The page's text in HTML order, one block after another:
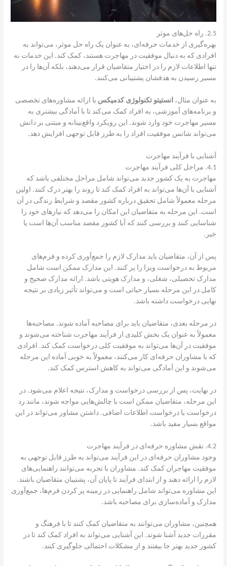
2.5. راه حل‌های موثر
بهره‌گیری از خدمات حرفه‌ای، به عنوان یک راه حل موثر، می‌تواند به
افرادی که به دنبال موفقیت در مهاجرت هستند، کمک کند. این خدمات نه
تنها اطلاعات لازم را در اختیار متقاضیان قرار می‌دهند، بلکه آن‌ها را در
مسیر رسیدن به هدفشان پشتیبانی می‌کنند.
به عنوان مثال، انستیتو تکنولوژی کدمیکس با ارائه مشاوره‌های تخصصی
و برنامه‌های آموزشی، به افراد کمک می‌کند تا با آمادگی بیشتری به
مسیر مهاجرت خود وارد شوند. این رویکرد واقع‌بینانه و مبتنی بر دانش
می‌تواند شانس موفقیت افراد را به طرز قابل توجهی افزایش دهد.
آشنایی با فرآیند مهاجرت
4.1. مراحل کلی فرآیند مهاجرت
مهاجرت به یک کشور جدید می‌تواند شامل مراحل مختلفی باشد که
آشنایی با آن‌ها می‌تواند به افراد کمک کند تا روند را بهتر درک کنند. اولین
مرحله معمولاً شامل تحقیق درباره کشور مقصد و شرایط زندگی در آن
است. این مرحله به متقاضیان این امکان را می‌دهد که نیازهای خود را
شناسایی کنند و بررسی کنند که آیا کشور مقصد مناسب آن‌ها است یا
خیر.
پس از آن، متقاضیان باید مدارک لازم را جمع‌آوری کرده و فرم‌های
مربوط به درخواست ویزا را پر کنند. این مدارک ممکن است شامل
مدارک تحصیلی، شغلی، و مدارک هویتی باشد. ارائه مدارک صحیح و
کامل در این مرحله بسیار حیاتی است و می‌تواند تأثیر زیادی بر نتیجه
نهایی درخواست داشته باشد.
در مرحله بعدی، متقاضیان باید برای مصاحبه آماده شوند. مصاحبه‌ها
معمولاً به عنوان یک بخش کلیدی از فرآیند مهاجرت شناخته می‌شوند و
موفقیت در آن‌ها می‌تواند به موفقیت کلی درخواست کمک کند. افرادی
که با مشاوران حرفه‌ای کار می‌کنند، معمولاً به خوبی آماده این مرحله
می‌شوند و این آمادگی می‌تواند به کاهش استرس کمک کند.
در نهایت، پس از بررسی درخواست و مدارک، نتیجه اعلام می‌شود. در
این مرحله، متقاضیان ممکن است با چالش‌هایی مواجه شوند، مانند رد
درخواست یا درخواست اطلاعات اضافی. داشتن مشاور می‌تواند در این
مواقع بسیار مفید باشد.
4.2. نقش مشاوره حرفه‌ای در فرآیند مهاجرت
وجود مشاوران حرفه‌ای در این فرآیند می‌تواند به طرز قابل توجهی به
موفقیت مهاجران کمک کند. مشاوران با تجربه می‌توانند راهنمایی‌های
لازم را ارائه دهند و از ابتدای فرآیند تا پایان آن، پشتیبان متقاضیان باشند.
این مشاوره می‌تواند شامل راهنمایی در زمینه پر کردن فرم‌ها، جمع‌آوری
مدارک و آماده‌سازی برای مصاحبه باشد.
همچنین، مشاوران می‌توانند به متقاضیان کمک کنند تا با فرهنگ و
مقررات جدید آشنا شوند. این آشنایی می‌تواند به افراد کمک کند تا در
کشور جدید بهتر جا بیفتند و از مشکلات احتمالی جلوگیری کنند.